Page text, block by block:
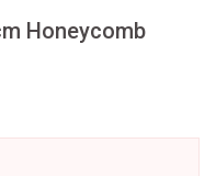
Honeycomb